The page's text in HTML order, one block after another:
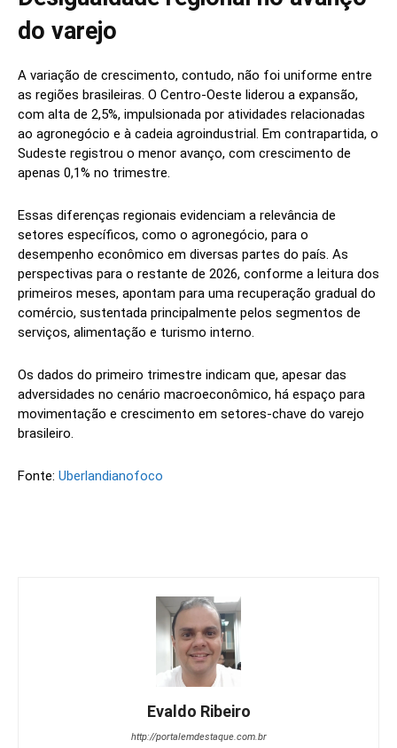
do varejo
A variação de crescimento, contudo, não foi uniforme entre
as regiões brasileiras. O Centro-Oeste liderou a expansão,
com alta de 2,5%, impulsionada por atividades relacionadas
ao agronegócio e à cadeia agroindustrial. Em contrapartida, o
Sudeste registrou o menor avanço, com crescimento de
apenas 0,1% no trimestre.
Essas diferenças regionais evidenciam a relevância de
setores específicos, como o agronegócio, para o
desempenho econômico em diversas partes do país. As
perspectivas para o restante de 2026, conforme a leitura dos
primeiros meses, apontam para uma recuperação gradual do
comércio, sustentada principalmente pelos segmentos de
serviços, alimentação e turismo interno.
Os dados do primeiro trimestre indicam que, apesar das
adversidades no cenário macroeconômico, há espaço para
movimentação e crescimento em setores-chave do varejo
brasileiro.
Fonte: Uberlandianofoco
Evaldo Ribeiro
http://portalemdestaque.com.br